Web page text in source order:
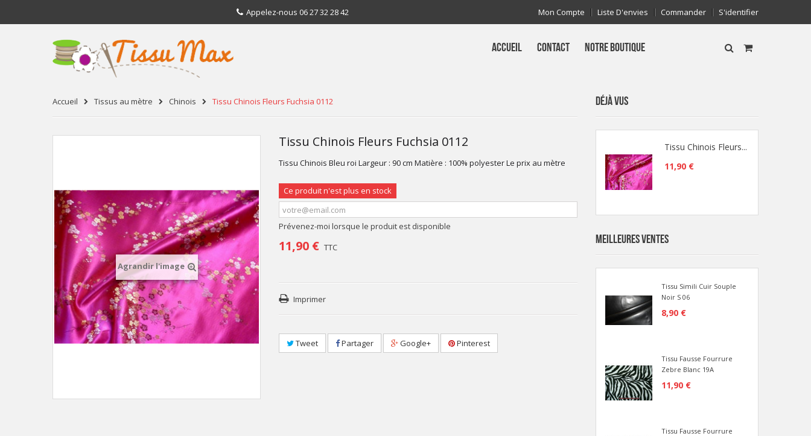
Mon Compte Liste D'envies Commander S'identifier
Appelez-nous 06 27 32 28 42
ACCUEIL CONTACT NOTRE BOUTIQUE
Accueil Tissus au mètre Chinois Tissu Chinois Fleurs Fuchsia 0112
Agrandir l'image
Tissu Chinois Fleurs Fuchsia 0112
Tissu Chinois Bleu roi Largeur : 90 cm Matière : 100% polyester Le prix au mètre
Ce produit n'est plus en stock
Prévenez-moi lorsque le produit est disponible
11,90 € TTC
Imprimer
Tweet Partager Google+ Pinterest
DÉJÀ VUS
Tissu Chinois Fleurs...
11,90 €
MEILLEURES VENTES
Tissu Simili Cuir Souple
Noir S 06
8,90 €
Tissu Fausse Fourrure
Zebre Blanc 19A
11,90 €
Tissu Fausse Fourrure